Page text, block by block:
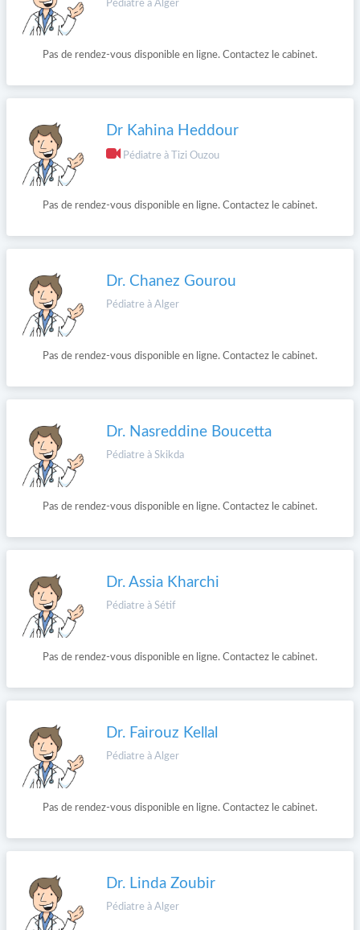
Pédiatre à Alger
Pas de rendez-vous disponible en ligne. Contactez le cabinet.
Dr Kahina Heddour
Pédiatre à Tizi Ouzou
Pas de rendez-vous disponible en ligne. Contactez le cabinet.
Dr. Chanez Gourou
Pédiatre à Alger
Pas de rendez-vous disponible en ligne. Contactez le cabinet.
Dr. Nasreddine Boucetta
Pédiatre à Skikda
Pas de rendez-vous disponible en ligne. Contactez le cabinet.
Dr. Assia Kharchi
Pédiatre à Sétif
Pas de rendez-vous disponible en ligne. Contactez le cabinet.
Dr. Fairouz Kellal
Pédiatre à Alger
Pas de rendez-vous disponible en ligne. Contactez le cabinet.
Dr. Linda Zoubir
Pédiatre à Alger